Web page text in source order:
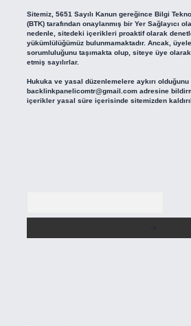
Sitemiz, 5651 Sayılı Kanun gereğince Bilgi
(BTK) tarafından onaylanmış bir Yer Sağlayıcı
nedenle, sitedeki içerikleri proaktif olarak
yükümlülüğümüz bulunmamaktadır. Ancak,
sorumluluğunu taşımakta olup, siteye üye
etmiş sayılırlar.
Hukuka ve yasal düzenlemelere aykırı
backlinkpanelicomtr@gmail.comadresine
içerikler yasal süre içerisinde sitemizden